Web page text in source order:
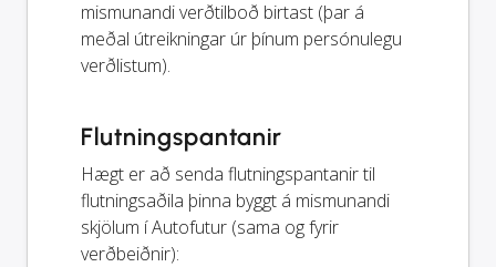
mismunandi verðtilboð birtast (þar á
meðal útreikningar úr þínum persónulegu
verðlistum).
Flutningspantanir
Hægt er að senda flutningspantanir til
flutningsaðila þinna byggt á mismunandi
skjölum í Autofutur (sama og fyrir
verðbeiðnir):